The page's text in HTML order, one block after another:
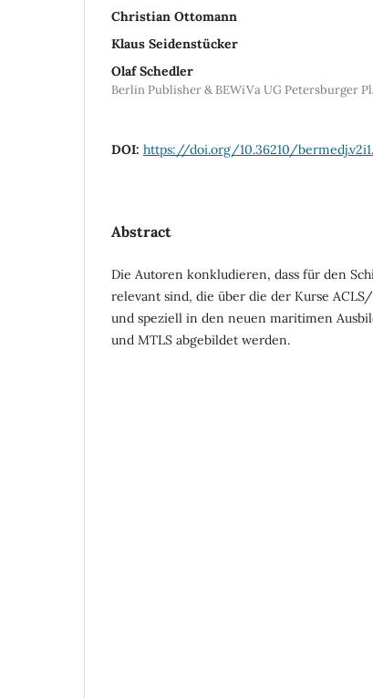
Christian Ottomann
Klaus Seidenstücker
Olaf Schedler
Berlin Publisher & BEWiVa UG Petersburger
DOI: https://doi.org/10.36210/
Abstract
Die Autoren konkludieren, dass für den
relevant sind, die über die der Kurse
und speziell in den neuen maritimen
und MTLS abgebildet werden.